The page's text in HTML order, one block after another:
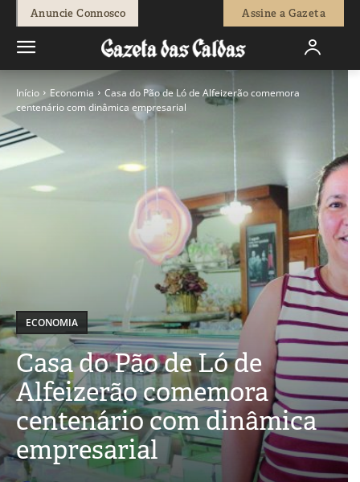
Anuncie Connosco Assine a Gazeta
Início Economia
Casa do Pão de Ló de Alfeizerão comemora
centenário com dinâmica empresarial
ECONOMIA
Casa do Pão de Ló de
Alfeizerão comemora
centenário com dinâmica
empresarial